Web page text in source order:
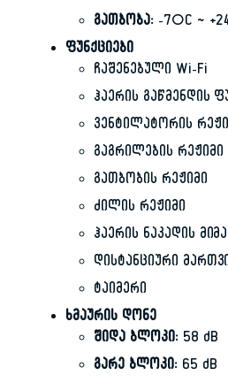
გათბობა:-7°C ~
ფუნქციები
ჩაშენებული Wi-Fi
ჰაერის გაწმენდის
ვენტილატორის
გაგრილების რეჟიმი
გათბობის რეჟიმი
ძილის რეჟიმი
ჰაერის ნაკადის
დისტანციური
ტაიმერი
ხმაურის დონე
შიდა ბლოკი:58 dB
გარე ბლოკი:65 dB